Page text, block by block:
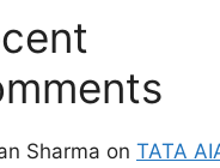
Sharma on TATA